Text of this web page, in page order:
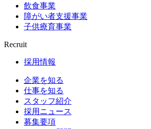
飲食事業
障がい者支援事業
子供療育事業
Recruit
採用情報
企業を知る
仕事を知る
スタッフ紹介
採用ニュース
募集要項